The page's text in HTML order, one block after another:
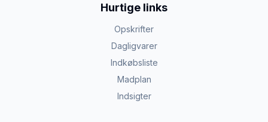
Hurtige links
Opskrifter
Dagligvarer
Indkøbsliste
Madplan
Indsigter